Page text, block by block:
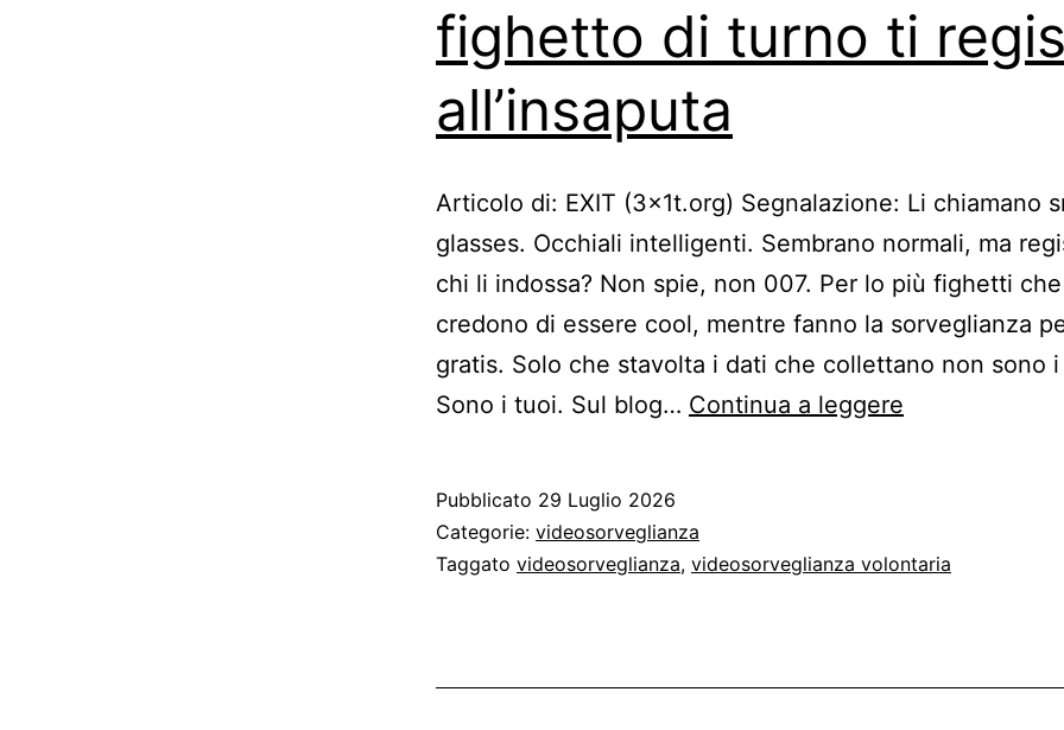
fighetto di turno ti
all’insaputa
Articolo di: EXIT (3x1t.org) Segnalazione: Li chiamano
glasses. Occhiali intelligenti. Sembrano normali, ma
chi li indossa? Non spie, non 007. Per lo più fighetti che
credono di essere cool, mentre fanno la sorveglianza
gratis. Solo che stavolta i dati che collettano non sono
Sono i tuoi. Sul blog… Continua a leggere
fighetto
ti
Pubblicato 29 Luglio 2026
Categorie: videosorveglianza
Taggato videosorveglianza, videosorveglianza volontaria